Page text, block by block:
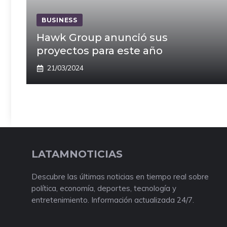
BUSINESS
Hawk Group anunció sus
proyectos para este año
21/03/2024
LATAMNOTICIAS
Descubre las últimas noticias en tiempo real sobre
política, economía, deportes, tecnología y
entretenimiento. Información actualizada 24/7.